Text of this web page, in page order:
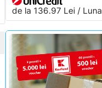
de la 136.97 Lei / Luna